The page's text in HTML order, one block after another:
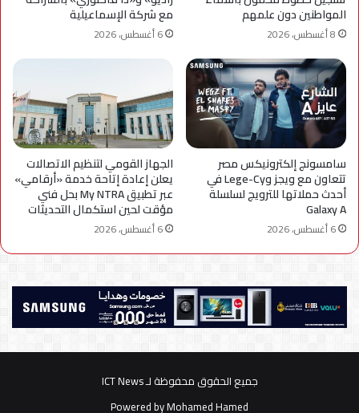
المواطنين دون علمهم
8 أغسطس، 2026
مع شركة الإسماعيلية
6 أغسطس، 2026
سامسونج إلكترونيكس مصر
تتعاون مع ويجز وLege-Cy في
أحدث حملاتها للترويج لسلسلة
Galaxy A
6 أغسطس، 2026
الجهاز القومي لتنظيم الاتصالات
يعلن إعادة إتاحة خدمة «أرقامي»
عبر تطبيق My NTRA بحل فني
مؤقت لحين استكمال التحديثات
6 أغسطس، 2026
جميع الحقوق محفوظة لـ ICT News
Powered byMohamed Hamed